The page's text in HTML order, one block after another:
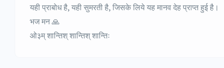
यही प्राबोध है, यही सुमरती है, जिसके लिये यह मानव देह प्राप्त हुई है।
भज मन 🙏
ओ३म् शान्तिश् शान्तिश् शान्तिः